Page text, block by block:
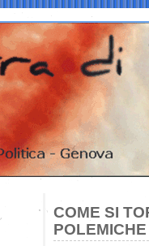
COME SI
POLEMICHE